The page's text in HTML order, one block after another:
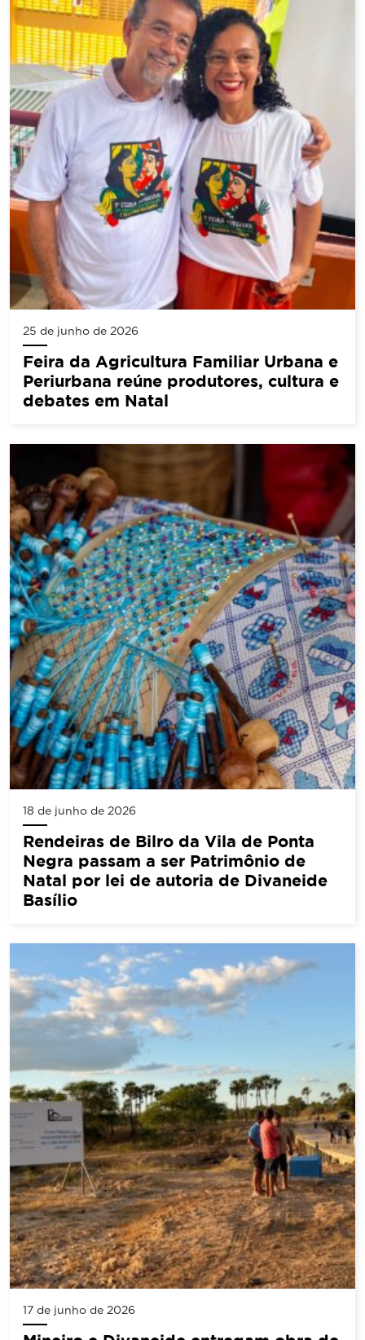
25 de junho de 2026
Feira da Agricultura Familiar Urbana e
Periurbana reúne produtores, cultura e
debates em Natal
18 de junho de 2026
Rendeiras de Bilro da Vila de Ponta
Negra passam a ser Patrimônio de
Natal por lei de autoria de Divaneide
Basílio
17 de junho de 2026